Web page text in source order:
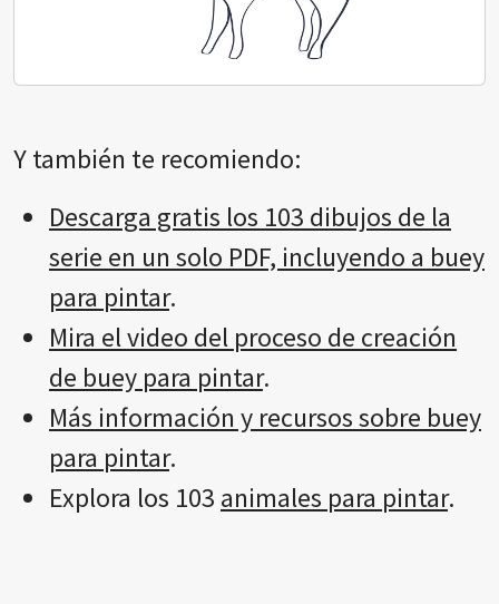
Y también te recomiendo:
Descarga gratis los 103 dibujos de la
serie en un solo PDF, incluyendo a buey
para pintar.
Mira el video del proceso de creación
de buey para pintar.
Más información y recursos sobre buey
para pintar.
Explora los 103 animales para pintar.